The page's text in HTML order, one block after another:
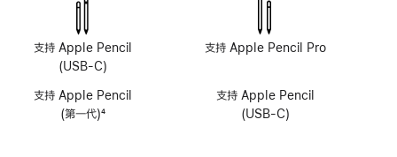
像
头
统
支持 Apple Pencil
(USB-C)
支持 Apple Pencil
(第一代)4
像
统
支持 Apple Pencil Pro
支持 Apple Pencil
(USB-C)